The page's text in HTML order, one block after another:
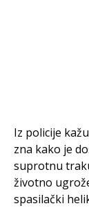
Iz policije
zna kako je
suprotnu
životno
spasilački